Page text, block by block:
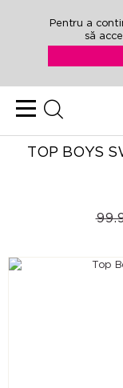
Pentru a
să
TOP BOYS